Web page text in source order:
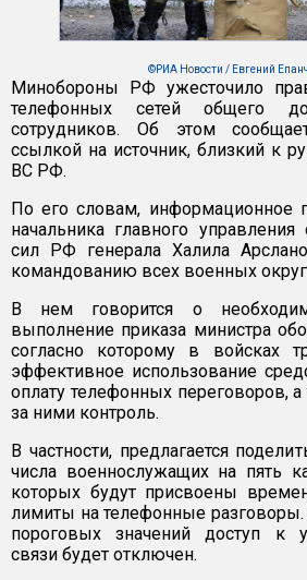
©РИА Новости / Евгений
Минобороны РФ ужесточило
телефонных сетей общего
сотрудников. Об этом
ссылкой на источник, близкий к
ВС РФ.
По его словам, информационное
начальника главного
сил РФ генерала Халила
командованию всех военных
В нем говорится о
выполнение приказа министра
согласно которому в войсках
эффективное использование
оплату телефонных переговоров,
за ними контроль.
В частности, предлагается
числа военнослужащих на пять
которых будут присвоены
лимиты на телефонные
пороговых значений доступ к
связи будет отключен.